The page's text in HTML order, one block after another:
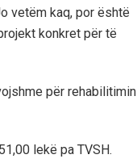
vetëm kaq, por është
konkret për të
për rehabilitimin
lekë pa TVSH.